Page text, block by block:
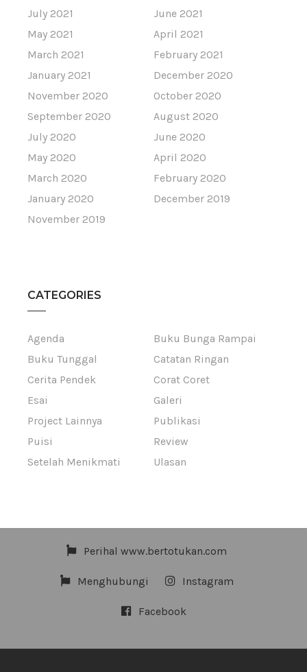
July 2021
June 2021
May 2021
April 2021
March 2021
February 2021
January 2021
December 2020
November 2020
October 2020
September 2020
August 2020
July 2020
June 2020
May 2020
April 2020
March 2020
February 2020
January 2020
December 2019
November 2019
CATEGORIES
Agenda
Buku Bunga Rampai
Buku Tunggal
Catatan Ringan
Cerita Pendek
Corat Coret
Esai
Galeri
Project Lainnya
Publikasi
Puisi
Review
Setelah Menikmati
Ulasan
Perihal www.bertotukan.com
Menghubungi Instagram
Facebook